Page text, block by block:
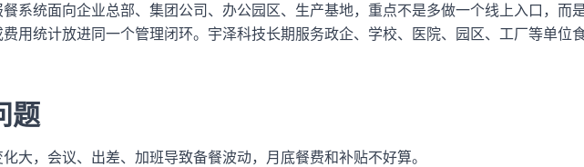
系统面向企业总部、集团公司、办公园区、生产基地，重点不是多做一个线上入口，而
用统计放进同一个管理闭环。宇泽科技长期服务政企、学校、医院、园区、工厂等单位
题
大，会议、出差、加班导致备餐波动，月底餐费和补贴不好算。